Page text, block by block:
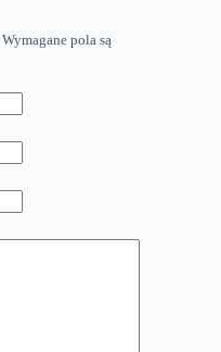
Wymagane pola są